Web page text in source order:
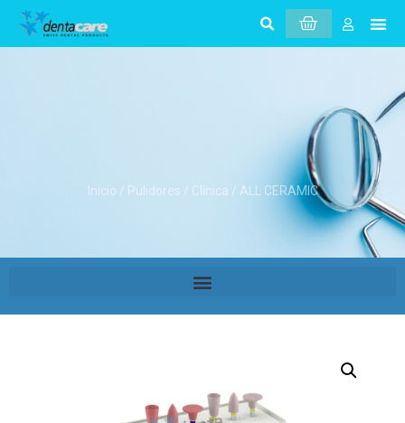
Inicio / Pulidores / Clínica / ALL CERAMIC